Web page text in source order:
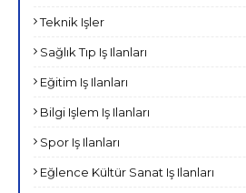
Teknik Işler
Sağlık Tıp Iş Ilanları
Eğitim Iş Ilanları
Bilgi Işlem Iş Ilanları
Spor Iş Ilanları
Eğlence Kültür Sanat Iş Ilanları